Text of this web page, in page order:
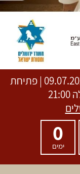
09.07.2026 | פתיחת
0
ימים